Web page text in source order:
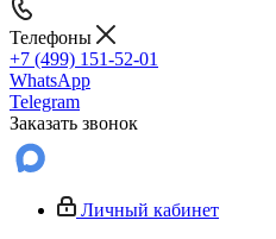
Телефоны
+7 (499) 151-52-01
WhatsApp
Telegram
Заказать звонок
Личный кабинет